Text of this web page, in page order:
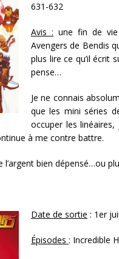
631-632
Avis : une fin de
Avengers de Bendis
plus lire ce qu’il écrit
pense…
Je ne connais
que les mini séries
occuper les
à me contre battre.
l’argent bien dépensé…ou
Date de sortie : 1er
Épisodes : Incredible